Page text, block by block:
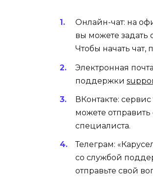
Онлайн-чат: на
вы можете задать
Чтобы начать чат,
Электронная
поддержки
ВКонтакте:
можете
специалиста.
Телеграм:
со службой
отправьте свой